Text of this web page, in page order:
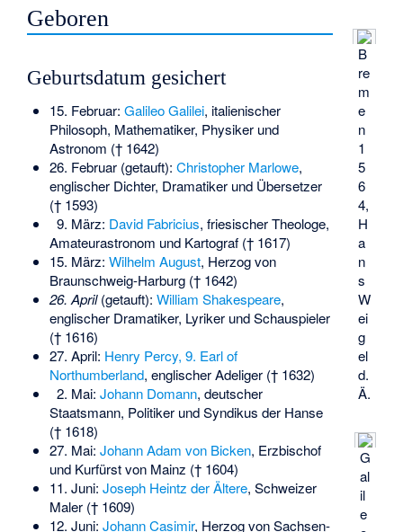
B
re
m
e
n
1
5
6
4,
H
a
n
s
W
ei
g
el
d.
Ä.
Geboren
Geburtsdatum gesichert
G
al
il
e
15. Februar: Galileo Galilei, italienischer
Philosoph, Mathematiker, Physiker und
Astronom († 1642)
26. Februar (getauft): Christopher Marlowe,
englischer Dichter, Dramatiker und Übersetzer
(† 1593)
9. März: David Fabricius, friesischer Theologe,
Amateurastronom und Kartograf († 1617)
15. März: Wilhelm August, Herzog von
Braunschweig-Harburg († 1642)
26. April(getauft): William Shakespeare,
englischer Dramatiker, Lyriker und Schauspieler
(† 1616)
27. April: Henry Percy, 9. Earl of
Northumberland, englischer Adeliger († 1632)
2. Mai: Johann Domann, deutscher
Staatsmann, Politiker und Syndikus der Hanse
(† 1618)
27. Mai: Johann Adam von Bicken, Erzbischof
und Kurfürst von Mainz († 1604)
11. Juni: Joseph Heintz der Ältere, Schweizer
Maler († 1609)
12. Juni: Johann Casimir, Herzog von Sachsen-